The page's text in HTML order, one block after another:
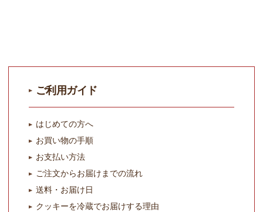
ご利用ガイド
はじめての方へ
お買い物の手順
お支払い方法
ご注文からお届けまでの流れ
送料・お届け日
クッキーを冷蔵でお届けする理由